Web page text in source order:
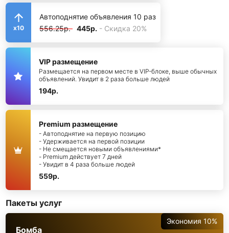
x10
Автоподнятие объявления 10 раз
556.25р. 445р. - Скидка 20%
VIP размещение
Размещается на первом месте в VIP-блоке, выше обычных
объявлений. Увидит в 2 раза больше людей
194р.
Premium размещение
- Автоподнятие на первую позицию
- Удерживается на первой позиции
- Не смещается новыми объявлениями*
- Premium действует 7 дней
- Увидит в 4 раза больше людей
559р.
Пакеты услуг
Экономия 10%
Бомба